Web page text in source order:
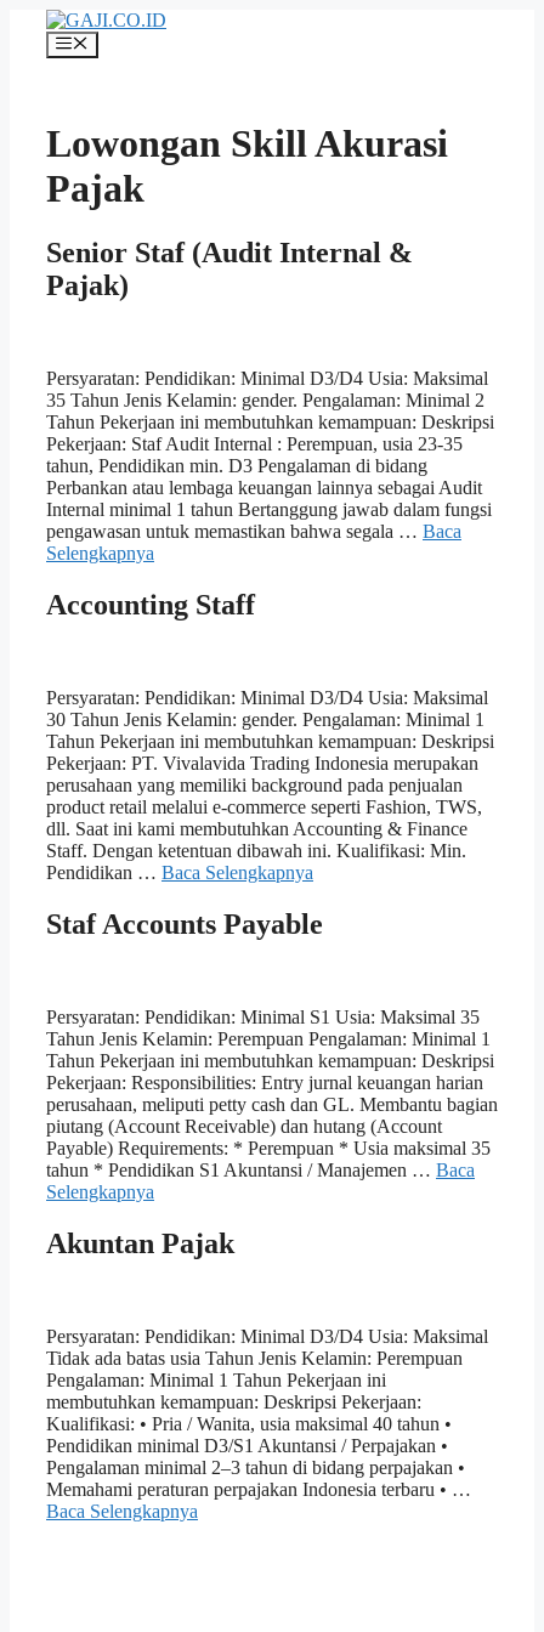
Langsung
Menu
Lowongan Skill Akurasi
Pajak
Senior Staf (Audit Internal &
Pajak)
Persyaratan: Pendidikan: Minimal D3/D4 Usia: Maksimal
35 Tahun Jenis Kelamin: gender. Pengalaman: Minimal 2
Tahun Pekerjaan ini membutuhkan kemampuan: Deskripsi
Pekerjaan: Staf Audit Internal : Perempuan, usia 23-35
tahun, Pendidikan min. D3 Pengalaman di bidang
Perbankan atau lembaga keuangan lainnya sebagai Audit
Internal minimal 1 tahun Bertanggung jawab dalam fungsi
pengawasan untuk memastikan bahwa segala … Baca
Selengkapnya
Accounting Staff
Persyaratan: Pendidikan: Minimal D3/D4 Usia: Maksimal
30 Tahun Jenis Kelamin: gender. Pengalaman: Minimal 1
Tahun Pekerjaan ini membutuhkan kemampuan: Deskripsi
Pekerjaan: PT. Vivalavida Trading Indonesia merupakan
perusahaan yang memiliki background pada penjualan
product retail melalui e-commerce seperti Fashion, TWS,
dll. Saat ini kami membutuhkan Accounting & Finance
Staff. Dengan ketentuan dibawah ini. Kualifikasi: Min.
Pendidikan … Baca Selengkapnya
Staf Accounts Payable
Persyaratan: Pendidikan: Minimal S1 Usia: Maksimal 35
Tahun Jenis Kelamin: Perempuan Pengalaman: Minimal 1
Tahun Pekerjaan ini membutuhkan kemampuan: Deskripsi
Pekerjaan: Responsibilities: Entry jurnal keuangan harian
perusahaan, meliputi petty cash dan GL. Membantu bagian
piutang (Account Receivable) dan hutang (Account
Payable) Requirements: * Perempuan * Usia maksimal 35
tahun * Pendidikan S1 Akuntansi / Manajemen … Baca
Selengkapnya
Akuntan Pajak
Persyaratan: Pendidikan: Minimal D3/D4 Usia: Maksimal
Tidak ada batas usia Tahun Jenis Kelamin: Perempuan
Pengalaman: Minimal 1 Tahun Pekerjaan ini
membutuhkan kemampuan: Deskripsi Pekerjaan:
Kualifikasi: • Pria / Wanita, usia maksimal 40 tahun •
Pendidikan minimal D3/S1 Akuntansi / Perpajakan •
Pengalaman minimal 2–3 tahun di bidang perpajakan •
Memahami peraturan perpajakan Indonesia terbaru • …
Baca Selengkapnya